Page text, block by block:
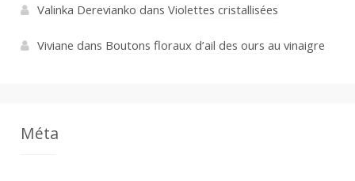
Valinka Derevianko dans Violettes cristallisées
Viviane dans Boutons floraux d’ail des ours au vinaigre
Méta